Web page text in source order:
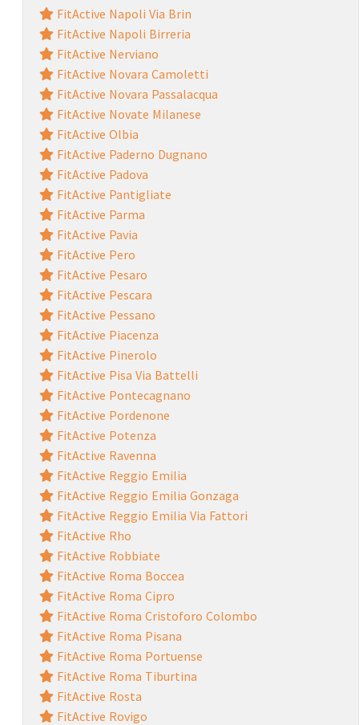
FitActive Napoli Via Brin
FitActive Napoli Birreria
FitActive Nerviano
FitActive Novara Camoletti
FitActive Novara Passalacqua
FitActive Novate Milanese
FitActive Olbia
FitActive Paderno Dugnano
FitActive Padova
FitActive Pantigliate
FitActive Parma
FitActive Pavia
FitActive Pero
FitActive Pesaro
FitActive Pescara
FitActive Pessano
FitActive Piacenza
FitActive Pinerolo
FitActive Pisa Via Battelli
FitActive Pontecagnano
FitActive Pordenone
FitActive Potenza
FitActive Ravenna
FitActive Reggio Emilia
FitActive Reggio Emilia Gonzaga
FitActive Reggio Emilia Via Fattori
FitActive Rho
FitActive Robbiate
FitActive Roma Boccea
FitActive Roma Cipro
FitActive Roma Cristoforo Colombo
FitActive Roma Pisana
FitActive Roma Portuense
FitActive Roma Tiburtina
FitActive Rosta
FitActive Rovigo